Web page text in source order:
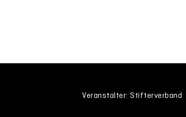
Veranstalter: Stifterverband